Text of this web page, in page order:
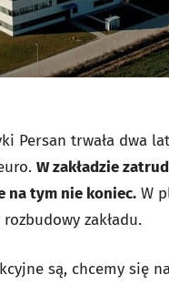
Persan trwała dwa
W zakładzie
na tym nie koniec. W
zakładu.
są, chcemy się